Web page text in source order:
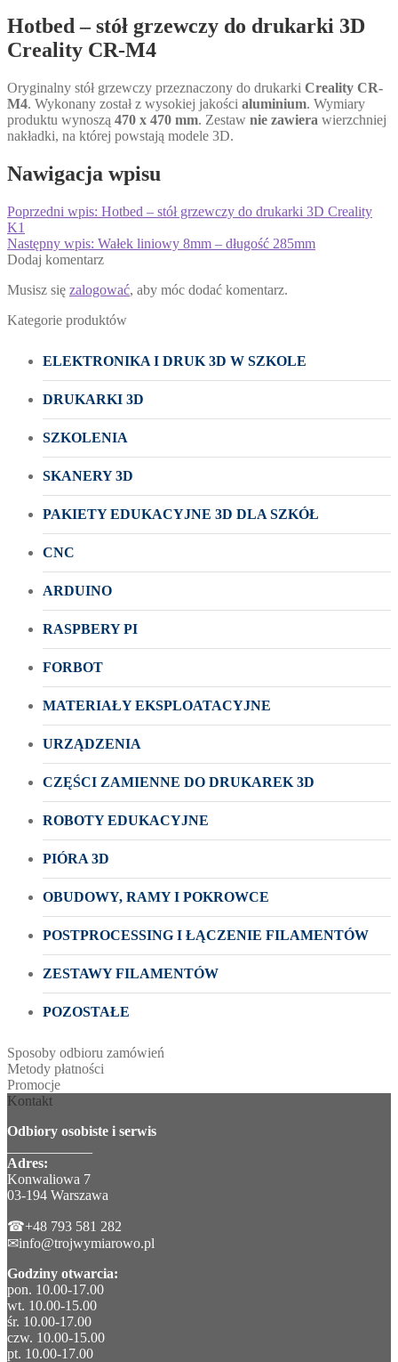
Hotbed – stół grzewczy do drukarki 3D
Creality CR-M4
Oryginalny stół grzewczy przeznaczony do drukarki Creality CR-
M4. Wykonany został z wysokiej jakości aluminium. Wymiary
produktu wynoszą 470 x 470 mm. Zestaw nie zawiera wierzchniej
nakładki, na której powstają modele 3D.
Nawigacja wpisu
Poprzedni wpis: Hotbed – stół grzewczy do drukarki 3D Creality
K1
Następny wpis: Wałek liniowy 8mm – długość 285mm
Dodaj komentarz
Musisz się zalogować, aby móc dodać komentarz.
Kategorie produktów
ELEKTRONIKA I DRUK 3D W SZKOLE
DRUKARKI 3D
SZKOLENIA
SKANERY 3D
PAKIETY EDUKACYJNE 3D DLA SZKÓŁ
CNC
ARDUINO
RASPBERY PI
FORBOT
MATERIAŁY EKSPLOATACYJNE
URZĄDZENIA
CZĘŚCI ZAMIENNE DO DRUKAREK 3D
ROBOTY EDUKACYJNE
PIÓRA 3D
OBUDOWY, RAMY I POKROWCE
POSTPROCESSING I ŁĄCZENIE FILAMENTÓW
ZESTAWY FILAMENTÓW
POZOSTAŁE
Sposoby odbioru zamówień
Metody płatności
Promocje
Kontakt
Odbiory osobiste i serwis
Adres:
Konwaliowa 7
03-194 Warszawa
☎+48 793 581 282
✉info@trojwymiarowo.pl
Godziny otwarcia:
pon. 10.00-17.00
wt. 10.00-15.00
śr. 10.00-17.00
czw. 10.00-15.00
pt. 10.00-17.00